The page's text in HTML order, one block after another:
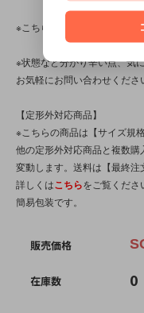
※こちらの商品は、中古・ヴ
※状態など分かり辛い点、気
お気軽にお問い合わせくださ
【定形外対応商品】
※こちらの商品は【サイズ規
他の定形外対応商品と複数
変動します。送料は【最終注
詳しくはこちらをご覧くださ
簡易包装です。
販売価格
在庫数 0